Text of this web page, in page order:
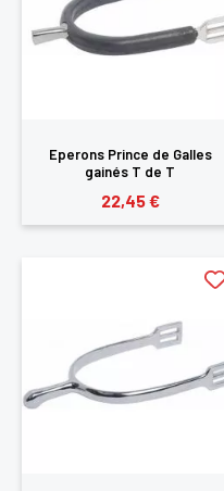
Eperons Prince de Galles
gainés T de T
22,45 €